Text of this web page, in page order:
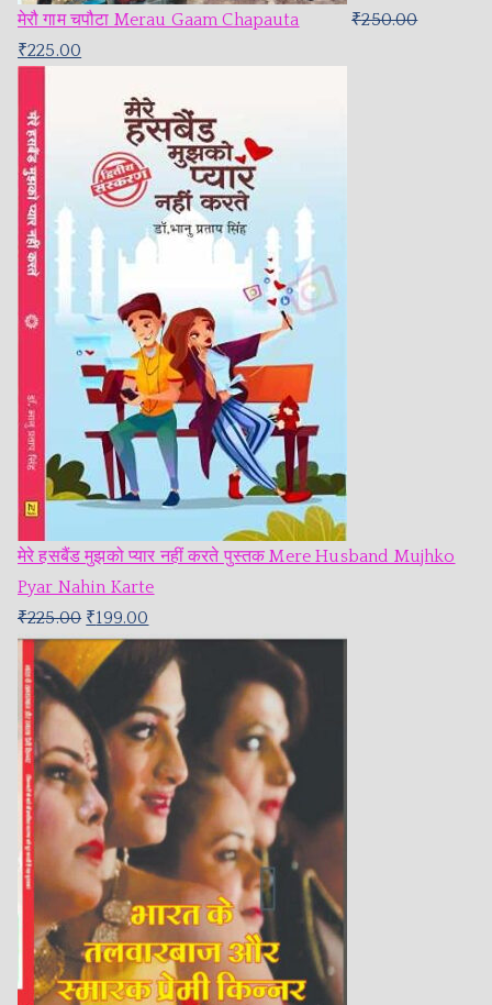
मेरौ गाम चपौटा Merau Gaam Chapauta ₹250.00
₹225.00
मेरे हसबैंड मुझको प्यार नहीं करते पुस्तक Mere Husband Mujhko
Pyar Nahin Karte
₹225.00 ₹199.00